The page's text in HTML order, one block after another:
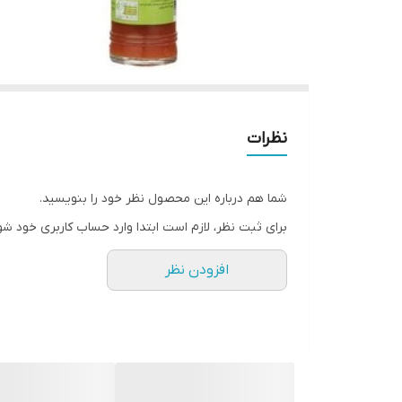
نظرات
شما هم درباره این محصول نظر خود را بنویسید.
برای ثبت نظر، لازم است ابتدا وارد حساب کاربری خود
افزودن نظر